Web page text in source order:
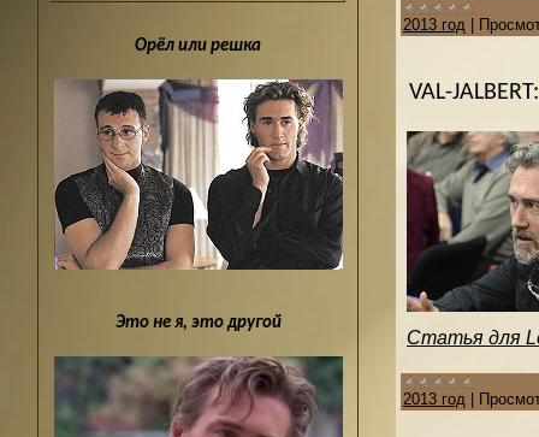
Орёл или решка
Это не я, это другой
2013 год
VAL-
Статья для
2013 год